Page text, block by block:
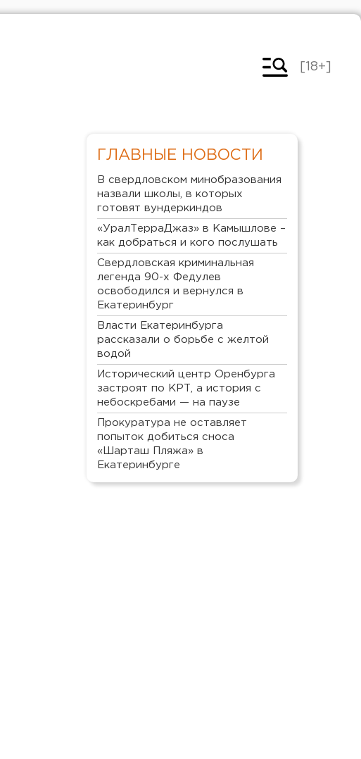
[18+]
ГЛАВНЫЕ НОВОСТИ
В свердловском минобразования
назвали школы, в которых
готовят вундеркиндов
«УралТерраДжаз» в Камышлове –
как добраться и кого послушать
Свердловская криминальная
легенда 90-х Федулев
освободился и вернулся в
Екатеринбург
Власти Екатеринбурга
рассказали о борьбе с желтой
водой
Исторический центр Оренбурга
застроят по КРТ, а история с
небоскребами — на паузе
Прокуратура не оставляет
попыток добиться сноса
«Шарташ Пляжа» в
Екатеринбурге